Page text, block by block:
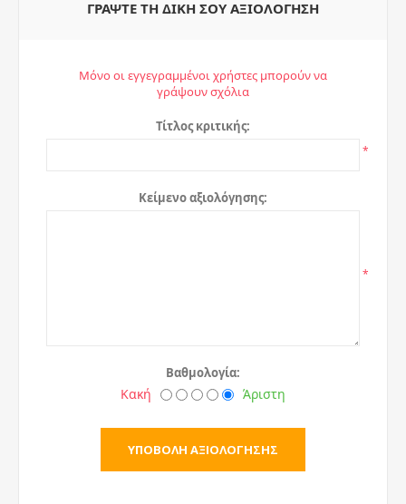
ΓΡΆΨΤΕ ΤΗ ΔΙΚΉ ΣΟΥ ΑΞΙΟΛΌΓΗΣΗ
Μόνο οι εγγεγραμμένοι χρήστες μπορούν να
γράψουν σχόλια
Τίτλος κριτικής:
*
Κείμενο αξιολόγησης:
*
Βαθμολογία:
Κακή Άριστη